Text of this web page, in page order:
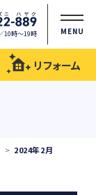
10時〜19時 MENU
リフォーム
2024年2月